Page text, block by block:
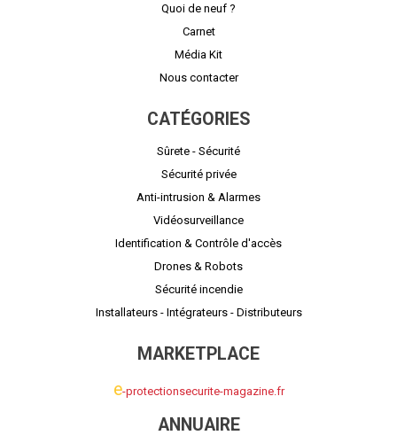
Quoi de neuf ?
Carnet
Média Kit
Nous contacter
CATÉGORIES
Sûrete - Sécurité
Sécurité privée
Anti-intrusion & Alarmes
Vidéosurveillance
Identification & Contrôle d'accès
Drones & Robots
Sécurité incendie
Installateurs - Intégrateurs - Distributeurs
MARKETPLACE
e-protectionsecurite-magazine.fr
ANNUAIRE